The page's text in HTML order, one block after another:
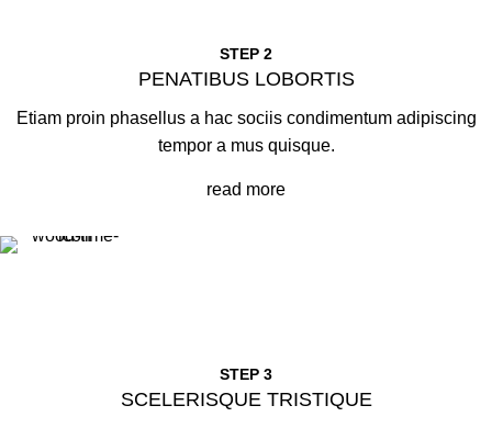
STEP 2
PENATIBUS LOBORTIS
Etiam proin phasellus a hac sociis condimentum adipiscing
tempor a mus quisque.
read more
STEP 3
SCELERISQUE TRISTIQUE